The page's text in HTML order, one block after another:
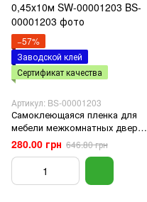
−57%
Заводской клей
Сертификат качества
Артикул: BS-00001203
Самоклеющаяся пленка для
мебели межкомнатных дверей
декора интерьера оливковый
мрамор 0,45х10м SW-00001203
280.00 грн 646.80 грн